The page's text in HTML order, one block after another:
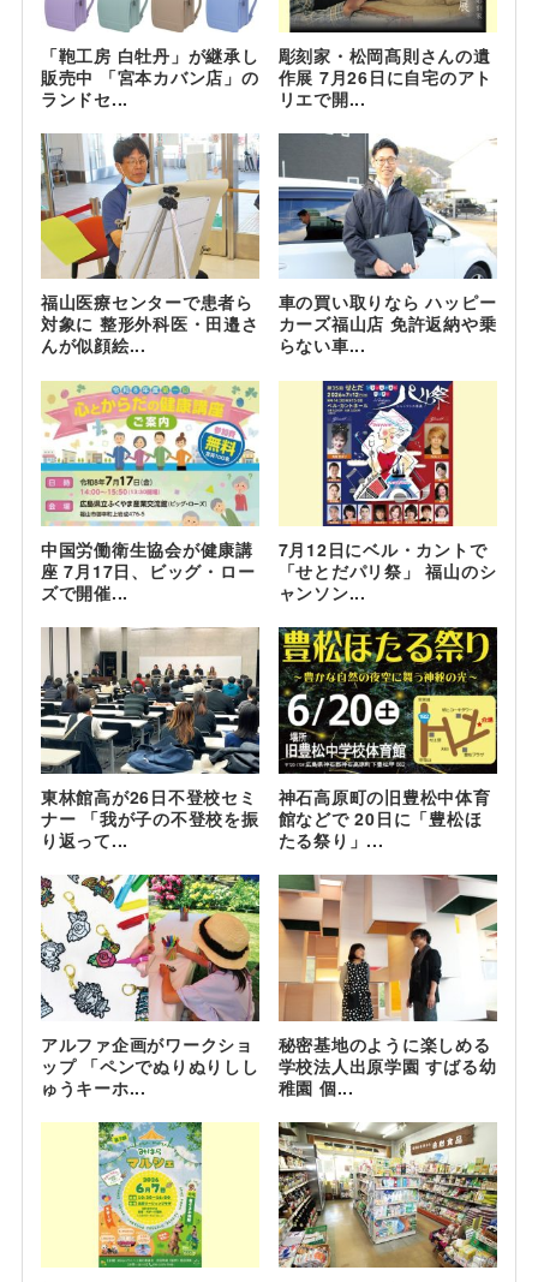
「鞄工房 白牡丹」が継承し
販売中 「宮本カバン店」の
ランドセ...
彫刻家・松岡髙則さんの遺
作展 7月26日に自宅のアト
リエで開...
福山医療センターで患者ら
対象に 整形外科医・田邉さ
んが似顔絵...
車の買い取りなら ハッピー
カーズ福山店 免許返納や乗
らない車...
中国労働衛生協会が健康講
座 7月17日、ビッグ・ロー
ズで開催...
7月12日にベル・カントで
「せとだパリ祭」 福山のシ
ャンソン...
東林館高が26日不登校セミ
ナー 「我が子の不登校を振
り返って...
神石高原町の旧豊松中体育
館などで 20日に「豊松ほ
たる祭り」...
アルファ企画がワークショ
ップ 「ペンでぬりぬりしし
ゅうキーホ...
秘密基地のように楽しめる
学校法人出原学園 すばる幼
稚園 個...